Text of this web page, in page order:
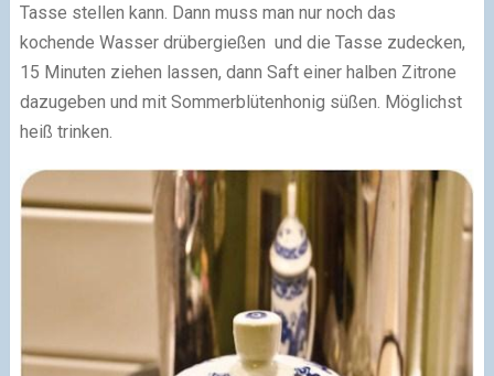
Tasse stellen kann. Dann muss man nur noch das
kochende Wasser drübergießen und die Tasse zudecken,
15 Minuten ziehen lassen, dann Saft einer halben Zitrone
dazugeben und mit Sommerblütenhonig süßen. Möglichst
heiß trinken.